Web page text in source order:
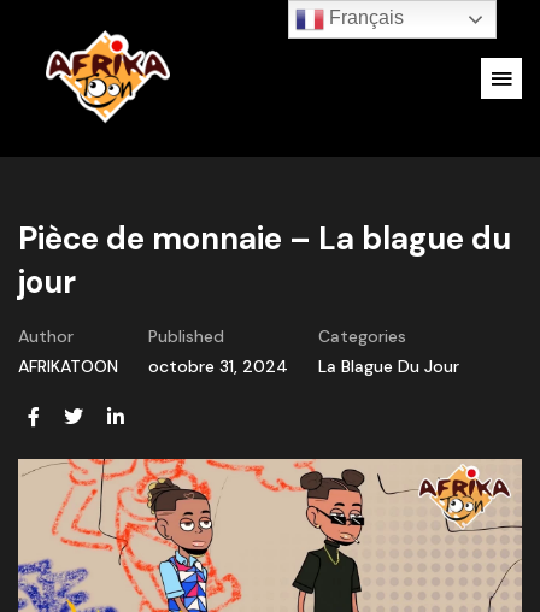
Pièce de monnaie – La blague du
jour
Author
AFRIKATOON
Published
octobre 31, 2024
Categories
La Blague Du Jour
Français